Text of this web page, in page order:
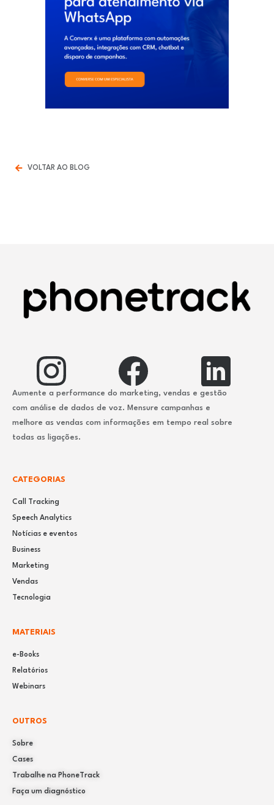
VOLTAR AO BLOG
Aumente a performance do marketing, vendas e gestão
com análise de dados de voz. Mensure campanhas e
melhore as vendas com informações em tempo real sobre
todas as ligações.
CATEGORIAS
Call Tracking
Speech Analytics
Notícias e eventos
Business
Marketing
Vendas
Tecnologia
MATERIAIS
e-Books
Relatórios
Webinars
OUTROS
Sobre
Cases
Trabalhe na PhoneTrack
Faça um diagnóstico